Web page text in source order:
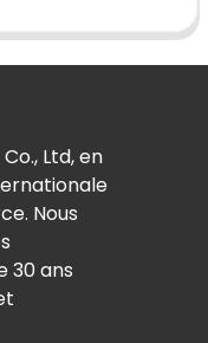
Ltd, en
Nous
30 ans